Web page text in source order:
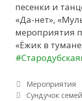
песенки и
«Да-нет»,
мероприятия
«Ёжик в
Рубрики
Мероприятия
Навигация по
Сундучок